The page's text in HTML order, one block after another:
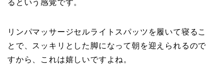
るという感覚です。
リンパマッサージセルライトスパッツを履いて寝るこ
とで、スッキリとした脚になって朝を迎えられるので
すから、これは嬉しいですよね。